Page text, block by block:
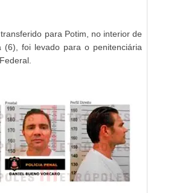
para Potim, no interior de
(6), foi levado para o penitenciária